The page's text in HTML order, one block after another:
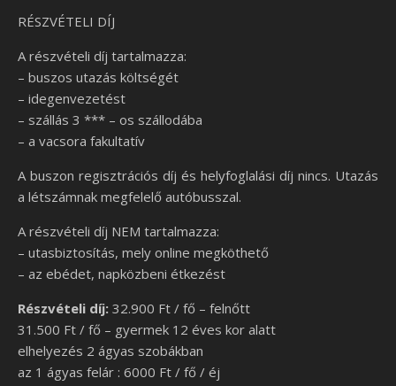
RÉSZVÉTELI DÍJ
A részvételi díj tartalmazza:
– buszos utazás költségét
– idegenvezetést
– szállás 3 *** – os szállodába
– a vacsora fakultatív
A buszon regisztrációs díj és helyfoglalási díj nincs. Utazás
a létszámnak megfelelő autóbusszal.
A részvételi díj NEM tartalmazza:
– utasbiztosítás, mely online megköthető
– az ebédet, napközbeni étkezést
Részvételi díj: 32.900 Ft / fő – felnőtt
31.500 Ft / fő – gyermek 12 éves kor alatt
elhelyezés 2 ágyas szobákban
az 1 ágyas felár : 6000 Ft / fő / éj